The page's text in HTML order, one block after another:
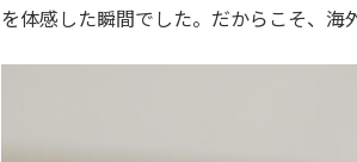
を体感した瞬間でした。だからこそ、海